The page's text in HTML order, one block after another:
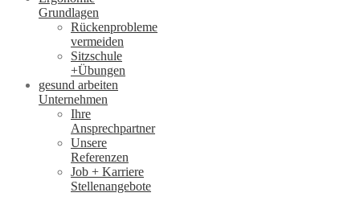
Grundlagen
Rückenprobleme
vermeiden
Sitzschule
+Übungen
gesund arbeiten
Unternehmen
Ihre
Ansprechpartner
Unsere
Referenzen
Job + Karriere
Stellenangebote